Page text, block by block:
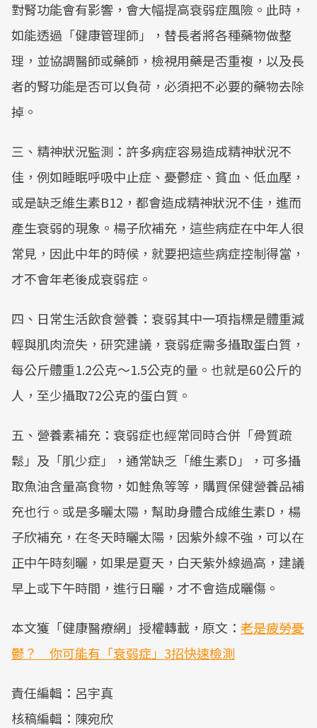
對腎功能會有影響，會大幅提高衰弱症風險。此時，
如能透過「健康管理師」，替長者將各種藥物做整
理，並協調醫師或藥師，檢視用藥是否重複，以及長
者的腎功能是否可以負荷，必須把不必要的藥物去除
掉。
三、精神狀況監測：許多病症容易造成精神狀況不
佳，例如睡眠呼吸中止症、憂鬱症、貧血、低血壓，
或是缺乏維生素B12，都會造成精神狀況不佳，進而
產生衰弱的現象。楊子欣補充，這些病症在中年人很
常見，因此中年的時候，就要把這些病症控制得當，
才不會年老後成衰弱症。
四、日常生活飲食營養：衰弱其中一項指標是體重減
輕與肌肉流失，研究建議，衰弱症需多攝取蛋白質，
每公斤體重1.2公克～1.5公克的量。也就是60公斤的
人，至少攝取72公克的蛋白質。
五、營養素補充：衰弱症也經常同時合併「骨質疏
鬆」及「肌少症」，通常缺乏「維生素D」，可多攝
取魚油含量高食物，如鮭魚等等，購買保健營養品補
充也行。或是多曬太陽，幫助身體合成維生素D，楊
子欣補充，在冬天時曬太陽，因紫外線不強，可以在
正中午時刻曬，如果是夏天，白天紫外線過高，建議
早上或下午時間，進行日曬，才不會造成曬傷。
本文獲「健康醫療網」授權轉載，原文： 老是疲勞憂
鬱？ 你可能有「衰弱症」3招快速檢測
責任編輯：呂宇真
核稿編輯：陳宛欣